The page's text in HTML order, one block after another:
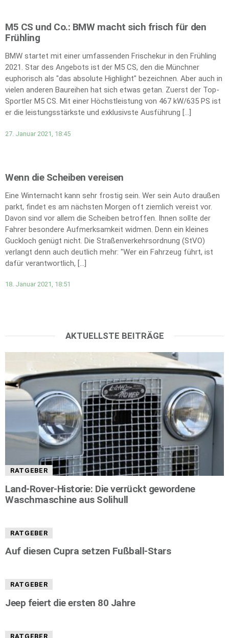
M5 CS und Co.: BMW macht sich frisch für den
Frühling
BMW startet mit einer umfassenden Frischekur in den Frühling
2021. Star des Angebots ist der M5 CS, den die Münchner
euphorisch als "das absolute Highlight" bezeichnen. Aber auch in
vielen anderen Baureihen hat sich etwas getan. Zuerst der Top-
Sportler M5 CS. Mit einer Höchstleistung von 467 kW/635 PS ist
er die leistungsstärkste und exklusivste Ausführung […]
27. Januar 2021, 18:45
Wenn die Scheiben vereisen
Eine Winternacht kann sehr frostig sein. Wer sein Auto draußen
parkt, findet es am nächsten Morgen oft ziemlich vereist vor.
Davon sind vor allem die Scheiben betroffen. Ihnen sollte der
Fahrer besondere Aufmerksamkeit widmen. Denn ein kleines
Guckloch genügt nicht. Die Straßenverkehrsordnung (StVO)
verlangt denn auch deutlich mehr: "Wer ein Fahrzeug führt, ist
dafür verantwortlich, […]
18. Januar 2021, 18:51
AKTUELLSTE BEITRÄGE
RATGEBER
Land-Rover-Historie: Die verrückt gewordene
Waschmaschine aus Solihull
RATGEBER
Auf diesen Cupra setzen Fußball-Stars
RATGEBER
Jeep feiert die ersten 80 Jahre
RATGEBER